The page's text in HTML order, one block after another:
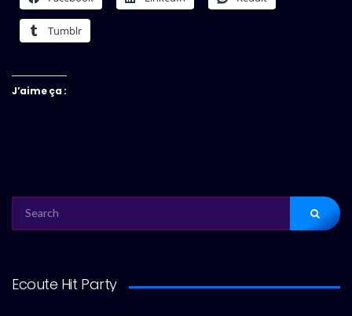
Tumblr
J’aime ça :
FOR:
Ecoute Hit Party